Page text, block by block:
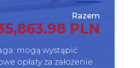
Razem
PLN
mogą wystąpić
opłaty za założenie